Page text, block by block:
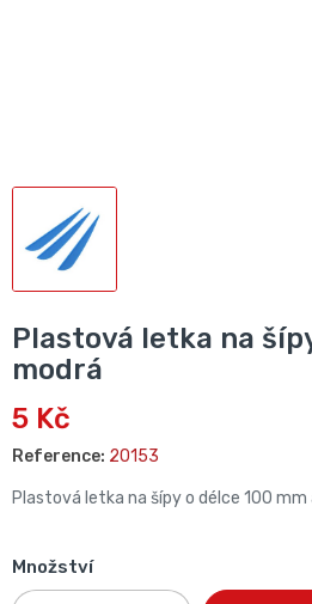
Plastová letka na
modrá
5 Kč
Reference: 20153
Plastová letka na šípy o délce 100 mm
Množství